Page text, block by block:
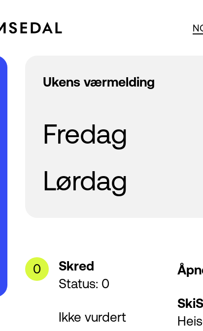
Ukens værmelding
Fredag
Lørdag
0
Skred
Status: 0
Ikke vurdert